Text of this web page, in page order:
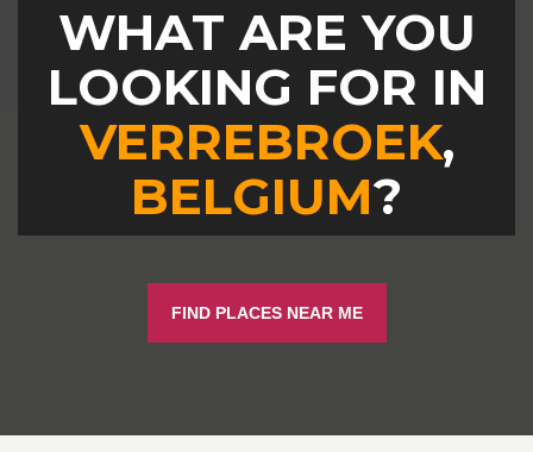
WHAT ARE YOU
LOOKING FOR IN
VERREBROEK,
BELGIUM?
FIND PLACES NEAR ME